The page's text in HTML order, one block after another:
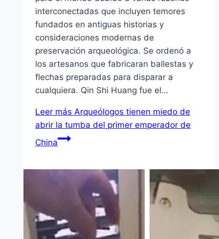
interconectadas que incluyen temores
fundados en antiguas historias y
consideraciones modernas de
preservación arqueológica. Se ordenó a
los artesanos que fabricaran ballestas y
flechas preparadas para disparar a
cualquiera. Qin Shi Huang fue el…
Leer más Arqueólogos tienen miedo de
abrir la tumba del primer emperador de
China